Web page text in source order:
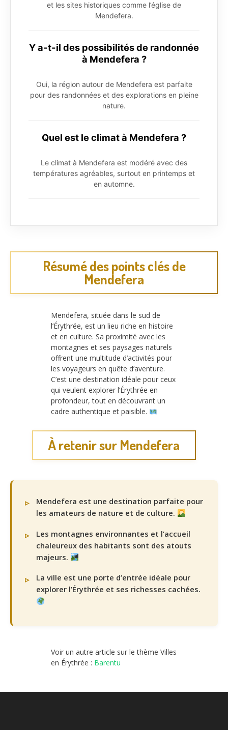
et les sites historiques comme l’église de
Mendefera.
Y a-t-il des possibilités de randonnée
à Mendefera ?
Oui, la région autour de Mendefera est parfaite
pour des randonnées et des explorations en pleine
nature.
Quel est le climat à Mendefera ?
Le climat à Mendefera est modéré avec des
températures agréables, surtout en printemps et
en automne.
Résumé des points clés de
Mendefera
Mendefera, située dans le sud de
l’Érythrée, est un lieu riche en histoire
et en culture. Sa proximité avec les
montagnes et ses paysages naturels
offrent une multitude d’activités pour
les voyageurs en quête d’aventure.
C’est une destination idéale pour ceux
qui veulent explorer l’Érythrée en
profondeur, tout en découvrant un
cadre authentique et paisible.
À retenir sur Mendefera
Mendefera est une destination parfaite pour
les amateurs de nature et de culture.
Les montagnes environnantes et l’accueil
chaleureux des habitants sont des atouts
majeurs.
La ville est une porte d’entrée idéale pour
explorer l’Érythrée et ses richesses cachées.
Voir un autre article sur le thème Villes
en Érythrée : Barentu